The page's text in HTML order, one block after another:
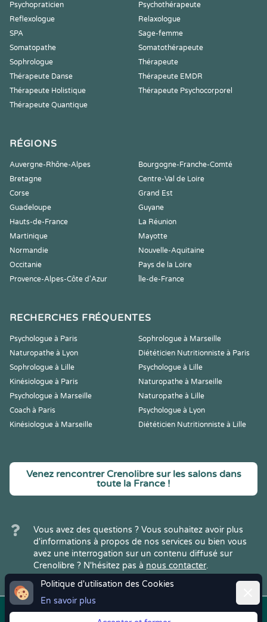
Politique d'utilisation des Cookies
En savoir plus
Psychopraticien
Psychothérapeute
Reflexologue
Relaxologue
SPA
Sage-femme
Somatopathe
Somatothérapeute
Sophrologue
Thérapeute
Thérapeute Danse
Thérapeute EMDR
Thérapeute Holistique
Thérapeute Psychocorporel
Thérapeute Quantique
RÉGIONS
Auvergne-Rhône-Alpes
Bourgogne-Franche-Comté
Bretagne
Centre-Val de Loire
Corse
Grand Est
Guadeloupe
Guyane
Hauts-de-France
La Réunion
Martinique
Mayotte
Normandie
Nouvelle-Aquitaine
Occitanie
Pays de la Loire
Provence-Alpes-Côte d'Azur
Île-de-France
RECHERCHES FRÉQUENTES
Psychologue à Paris
Sophrologue à Marseille
Naturopathe à Lyon
Diététicien Nutritionniste à Paris
Sophrologue à Lille
Psychologue à Lille
Kinésiologue à Paris
Naturopathe à Marseille
Psychologue à Marseille
Naturopathe à Lille
Coach à Paris
Psychologue à Lyon
Kinésiologue à Marseille
Diététicien Nutritionniste à Lille
Venez rencontrer Crenolibre sur les salons dans
toute la France !
Vous avez des questions ? Vous souhaitez avoir plus
d'informations à propos de nos services ou bien vous
avez une interrogation sur un contenu diffusé sur
Crenolibre ? N'hésitez pas à nous contacter.
Copyright © 2022Crenolibre, tous Mentions | CGV | RGPD